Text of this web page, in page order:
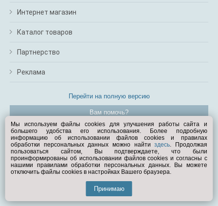
Интернет магазин
Каталог товаров
Партнерство
Реклама
Перейти на полную версию
Вам помочь?
© Exist.ru 1998—2026
Мы используем файлы cookies для улучшения работы сайта и
большего удобства его использования. Более подробную
информацию об использовании файлов cookies и правилах
обработки персональных данных можно найтиздесь. Продолжая
пользоваться сайтом, Вы подтверждаете, что были
проинформированы об использовании файлов cookies и согласны с
нашими правилами обработки персональных данных. Вы можете
отключить файлы cookies в настройках Вашего браузера.
Принимаю